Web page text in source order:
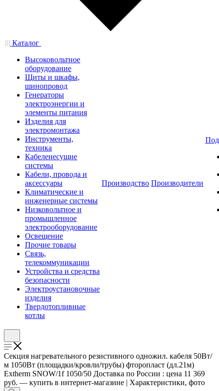
Каталог
Высоковольтное
оборудование
Щиты и шкафы,
шинопровод
Генераторы
электроэнергии и
элементы питания
Изделия для
электромонтажа
Инструменты,
техника
Кабеленесущие
системы
Кабели, провода и
аксессуары
Климатические и
инженерные системы
Низковольтное и
промышленное
электрооборудование
Освещение
Прочие товары
Связь,
телекоммуникации
Устройства и средства
безопасности
Электроустановочные
изделия
Твердотопливные
котлы
Производство Производители
Секция нагревательного резистивного одножил. кабеля 50Вт/
м 1050Вт (площадки/кровли/трубы) фторопласт (дл.21м)
Extherm SNOW/1f 1050/50 Доставка по России : цена 11 369
руб. — купить в интернет-магазине | Характеристики, фото